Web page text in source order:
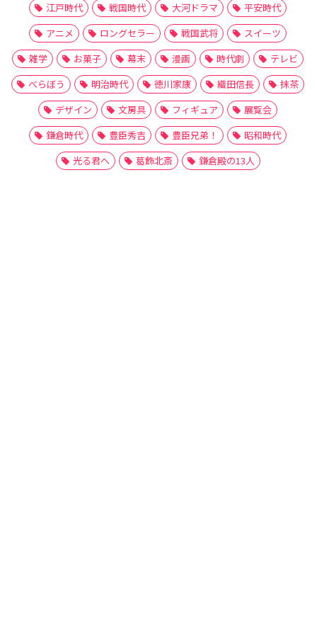
江戸時代 戦国時代 大河ドラマ
平安時代
アニメ
ロングセラー 戦国武将
スイーツ
雑学
お菓子 幕末 漫画 時代劇
テレビ
べらぼう
明治時代 徳川家康 織田信長
抹茶
デザイン
文房具 フィギュア
展覧会
鎌倉時代
豊臣秀吉 豊臣兄弟！
昭和時代
光る君へ
葛飾北斎 鎌倉殿の13人